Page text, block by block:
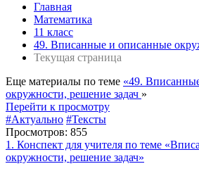
Главная
Математика
11 класс
49. Вписанные и описанные
Текущая страница
Еще материалы по теме «49.
окружности, решение задач »
Перейти к просмотру
#Актуально #Тексты
Просмотров: 855
1. Конспект для учителя по теме
окружности, решение задач»